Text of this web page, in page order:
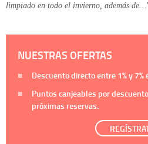
limpiado en todo el invierno, además
NUESTRAS OFERTAS
Descuento directo entre 1%y 7%
Puntos canjeables por
próximas reservas.